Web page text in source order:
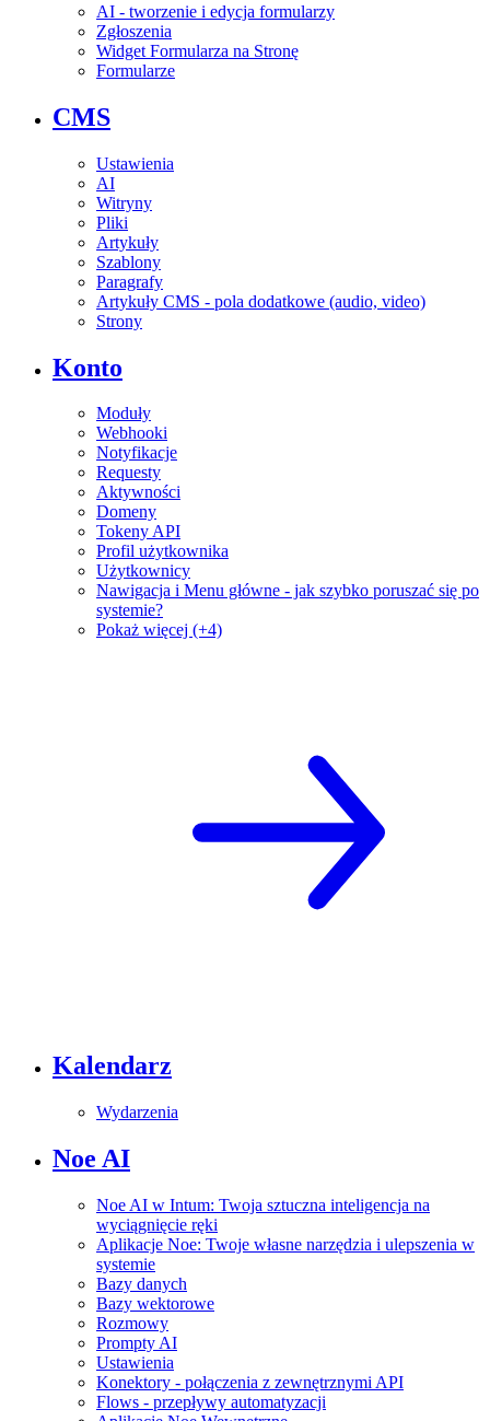
AI - tworzenie i edycja formularzy
Zgłoszenia
Widget Formularza na Stronę
Formularze
CMS
Ustawienia
AI
Witryny
Pliki
Artykuły
Szablony
Paragrafy
Artykuły CMS - pola dodatkowe (audio, video)
Strony
Konto
Moduły
Webhooki
Notyfikacje
Requesty
Aktywności
Domeny
Tokeny API
Profil użytkownika
Użytkownicy
Nawigacja i Menu główne - jak szybko poruszać się po
systemie?
Pokaż więcej (+4)
Kalendarz
Wydarzenia
Noe AI
Noe AI w Intum: Twoja sztuczna inteligencja na
wyciągnięcie ręki
Aplikacje Noe: Twoje własne narzędzia i ulepszenia w
systemie
Bazy danych
Bazy wektorowe
Rozmowy
Prompty AI
Ustawienia
Konektory - połączenia z zewnętrznymi API
Flows - przepływy automatyzacji